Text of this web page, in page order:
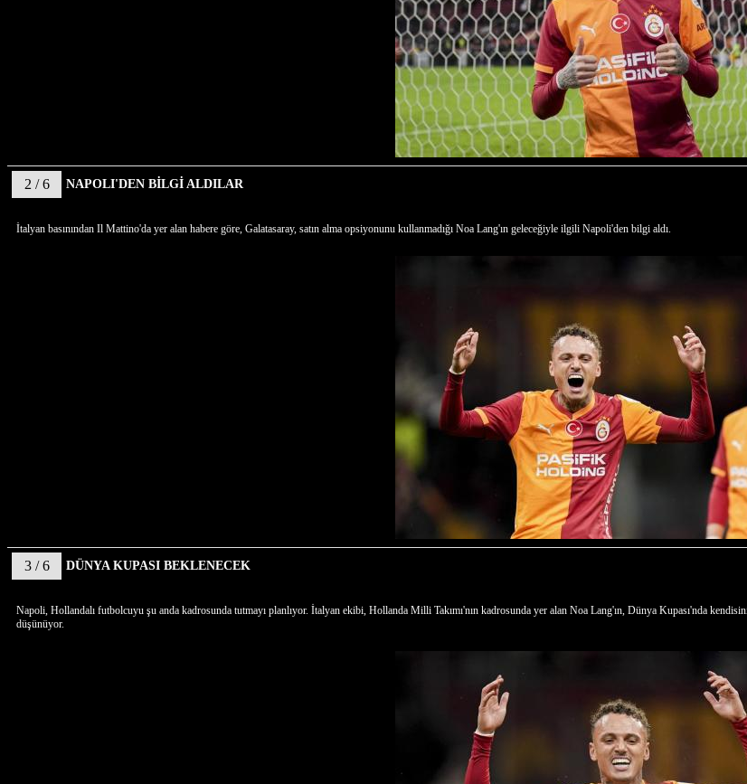
2 / 6 NAPOLI'DEN BİLGİ ALDILAR
İtalyan basınından Il Mattino'da yer alan habere göre, Galatasaray, satın alma opsiyonunu kullanmadığı Noa Lang'ın geleceğiyle ilgili Napoli'den bilgi aldı.
3 / 6 DÜNYA KUPASI BEKLENECEK
Napoli, Hollandalı futbolcuyu şu anda kadrosunda tutmayı planlıyor. İtalyan ekibi, Hollanda Milli Takımı'nın kadrosunda yer alan Noa Lang'ın, Dünya Kupası'nda
düşünüyor.